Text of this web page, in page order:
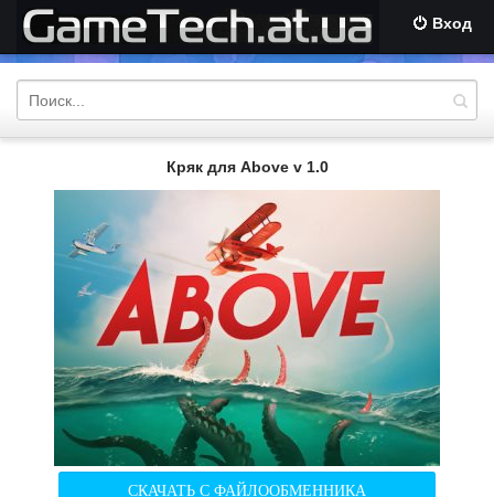
Вход
Кряк для Above v 1.0
СКАЧАТЬ С ФАЙЛООБМЕННИКА